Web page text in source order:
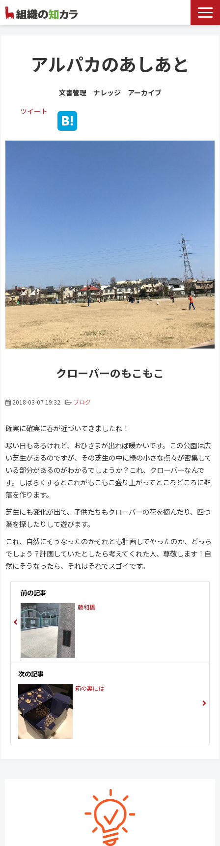
お役立ち記事
記事カテゴリ一覧
お客様事例
アルパカのあしあと
文書管理 ナレッジ アーカイブ
ツイート
クローバーのもこもこ
2018-03-07 19:32 ブログ
確実に確実に春が近づいてきましたね！
寒い日もあるけれど、おひさまが出れば暖かいです。この公園は広
い芝生があるのですが、その芝生の中に緑の小さな点々が密集して
いる部分があるのがわかるでしょうか？これ、クローバーなんで
す。しばらくするとこれがもこもこ盛り上がってところどころに群
落を作ります。
芝生にも変化が出て、子供たちもクローバーの花を摘んだり、四つ
葉を探したりして遊びます。
これ、自然にそうなったのかそれとも計画してやったのか、どっち
でしょう？計画していたとしたら考えてくれた人、尊敬します！自
然にそうなったら、それはそれでスゴイです。
前の記事
藤和橋
次の記事
箱の裏には